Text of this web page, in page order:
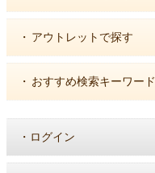
・ アウトレットで探す
・ おすすめ検索キーワード
・ ログイン